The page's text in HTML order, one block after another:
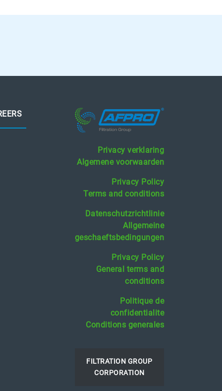
Privacy verklaring
Algemene voorwaarden
Privacy Policy
Terms and conditions
Datenschutzrichtlinie
Allgemeine
geschaeftsbedingungen
Privacy Policy
General terms and
conditions
Politique de
confidentialite
Conditions generales
FILTRATION GROUP
CORPORATION